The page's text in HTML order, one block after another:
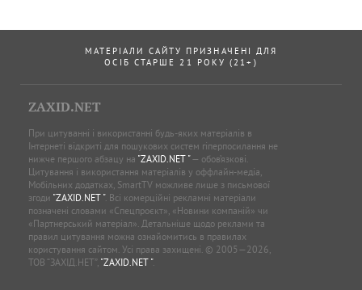
МАТЕРІАЛИ САЙТУ ПРИЗНАЧЕНІ ДЛЯ
ОСІБ СТАРШЕ 21 РОКУ (21+)
ZAXID.NET
При цитуванні і використанні будь-яких матеріалів в
Інтернеті відкриті для пошукових систем гіперпосилання не
нижче першого абзацу на "ZAXID.NET "— обов’язкові.
Цитування і використання матеріалів у оффлайн-медіа,
Мобільних додатках, SmartTV можливе лише з письмової
згоди "ZAXID.NET ". Всі комерційні рекламні матеріали
позначені словами «Спецпроєкт», «Новини компаній» чи
«Партнерський матеріал». Детальніше щодо реклами та
правил цитування можна ознайомитись в правилах
користування сайтом. Усі права захищені. © 2005—2026,
ТОВ “ЗАХІД.НЕТ”, "ZAXID.NET ".